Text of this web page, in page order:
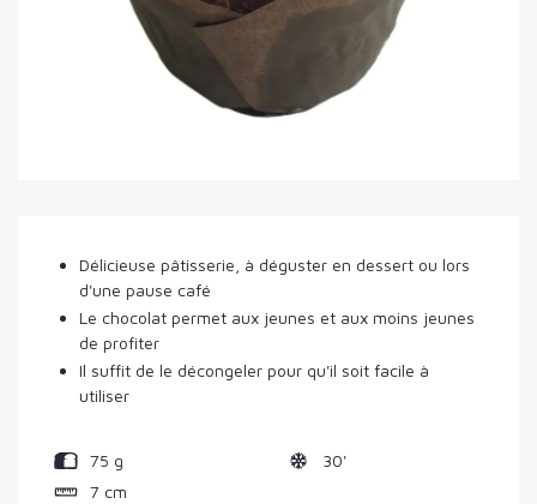
Délicieuse pâtisserie, à déguster en dessert ou lors
d'une pause café
Le chocolat permet aux jeunes et aux moins jeunes
de profiter
Il suffit de le décongeler pour qu'il soit facile à
utiliser
75 g
7 cm
30'